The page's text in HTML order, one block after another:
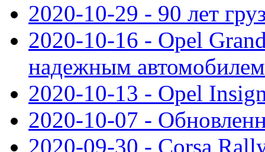
2020-10-29 - 90 лет
2020-10-16 - Opel
надежным автомобилем
2020-10-13 - Opel
2020-10-07 -
2020-09-30 - Corsa